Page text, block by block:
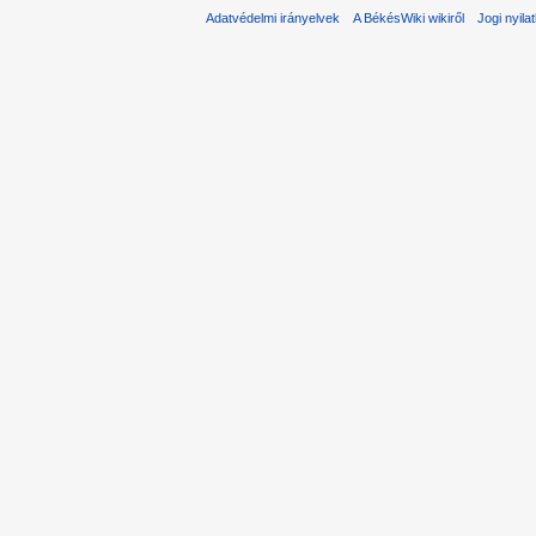
Adatvédelmi irányelvek A BékésWiki wikiről Jogi